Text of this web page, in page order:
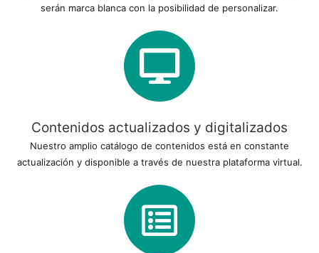
serán marca blanca con la posibilidad de personalizar.
Contenidos actualizados y digitalizados
Nuestro amplio catálogo de contenidos está en constante
actualización y disponible a través de nuestra plataforma virtual.